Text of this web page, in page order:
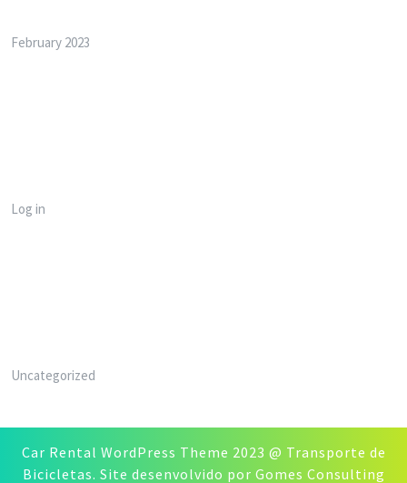
February 2023
Log in
Uncategorized
Car Rental WordPress Theme 2023 @ Transporte de
Bicicletas. Site desenvolvido por Gomes Consulting